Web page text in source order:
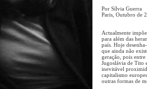
Por Sílvia Guerra
Paris, Outubro de
Actualmente
para além das
país. Hoje
que ainda não
geração, pois
Jugoslávia de Tito
inevitável
capitalismo
outras formas de